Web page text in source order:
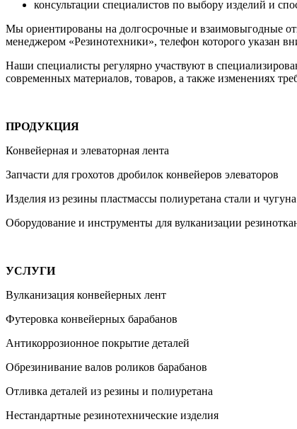
консультации специалистов по выбору изделий и
Мы ориентированы на долгосрочные и взаимовыгодные
менеджером «Резинотехники», телефон которого указан
Наши специалисты регулярно участвуют в
современных материалов, товаров, а также изменениях
ПРОДУКЦИЯ
Конвейерная и элеваторная лента
Запчасти для грохотов дробилок конвейеров элеваторов
Изделия из резины пластмассы полиуретана стали и чугуна
Оборудование и инструменты для вулканизации
УСЛУГИ
Вулканизация конвейерных лент
Футеровка конвейерных барабанов
Антикоррозионное покрытие деталей
Обрезинивание валов роликов барабанов
Отливка деталей из резины и полиуретана
Нестандартные резинотехнические изделия